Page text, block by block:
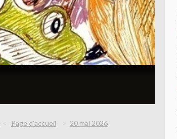
Page d'accueil 20 mai 2026